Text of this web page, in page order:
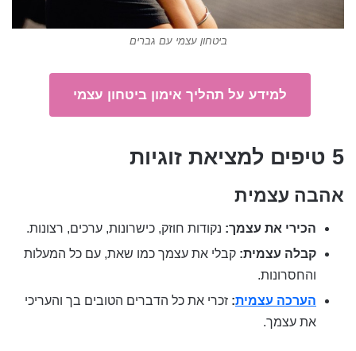
ביטחון עצמי עם גברים
למידע על תהליך אימון ביטחון עצמי
5 טיפים למציאת זוגיות
אהבה עצמית
הכירי את עצמך: נקודות חוזק, כישרונות, ערכים, רצונות.
קבלה עצמית: קבלי את עצמך כמו שאת, עם כל המעלות
והחסרונות.
הערכה עצמית: זכרי את כל הדברים הטובים בך והעריכי
את עצמך.